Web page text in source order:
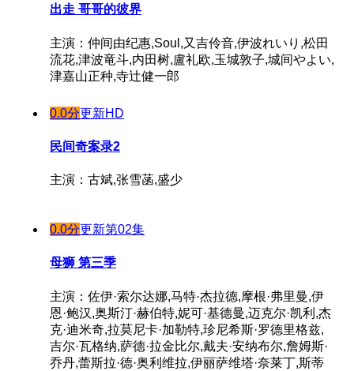
出走 哥哥的彼界
主演：仲间由纪惠,Soul,又吉伶音,伊波れいり,松田
流花,津波竜斗,内田树,盧礼欧,玉城敦子,城间やよい,
津嘉山正种,寺辻健一郎
0.0分更新HD
民间奇案录2
主演：古斌,张雪菡,盛少
0.0分更新第02集
母狮 第三季
主演：佐伊·索尔达娜,马特·杰拉德,摩根·弗里曼,伊
恩·鲍汉,奥斯汀·赫伯特,妮可·基德曼,迈克尔·凯利,杰
克·迪米奇,拉莫尼卡·加勒特,珍尼希斯·罗德里格兹,
吉尔·瓦格纳,萨德·拉金比尔,戴夫·安纳布尔,詹姆斯·
乔丹,蕾斯拉·德·奥利维拉,伊丽萨维塔·奈莱丁,斯蒂